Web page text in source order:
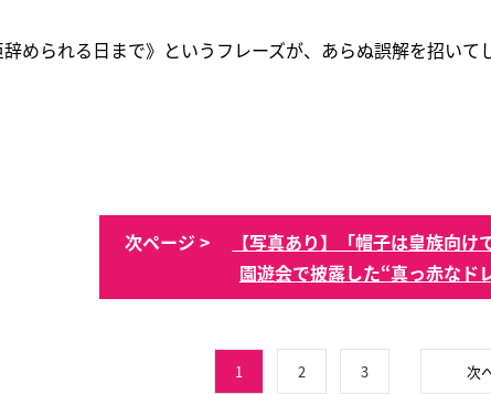
辞められる日まで》というフレーズが、あらぬ誤解を招いて
次ページ >
【写真あり】「帽子は皇族向
園遊会で披露した“真っ赤なド
1 2 3 次